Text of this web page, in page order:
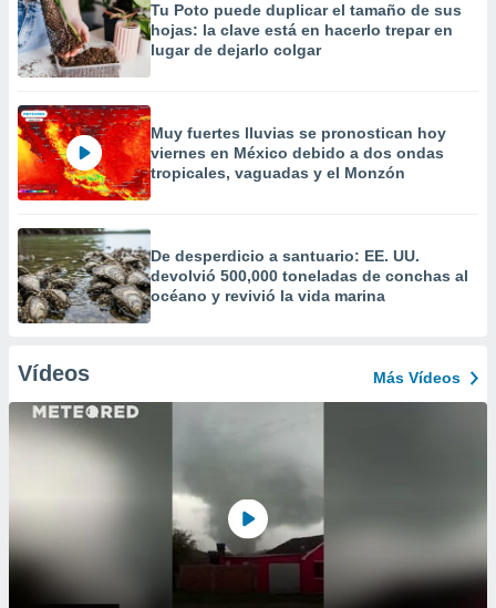
Tu Poto puede duplicar el tamaño de sus
hojas: la clave está en hacerlo trepar en
lugar de dejarlo colgar
Muy fuertes lluvias se pronostican hoy
viernes en México debido a dos ondas
tropicales, vaguadas y el Monzón
De desperdicio a santuario: EE. UU.
devolvió 500,000 toneladas de conchas al
océano y revivió la vida marina
Vídeos Más Vídeos